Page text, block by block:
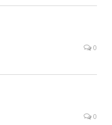
0
0